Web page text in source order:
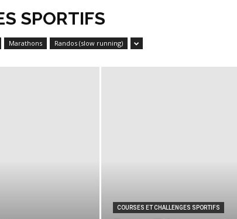
SPORTIFS
Marathons Randos (slow running)
COURSES ET CHALLENGES SPORTIFS